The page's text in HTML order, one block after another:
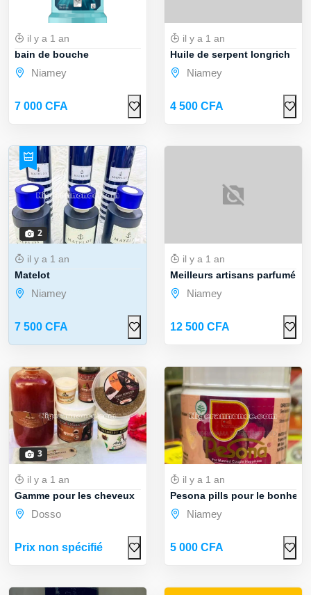
il y a 1 an
bain de bouche
Niamey
7 000 CFA
il y a 1 an
Huile de serpent longrich
Niamey
4 500 CFA
2
il y a 1 an
Matelot
Niamey
7 500 CFA
il y a 1 an
Meilleurs artisans parfumé
Niamey
12 500 CFA
3
il y a 1 an
Gamme pour les cheveux
Dosso
Prix non spécifié
il y a 1 an
Pesona pills pour le bonheur
Niamey
5 000 CFA